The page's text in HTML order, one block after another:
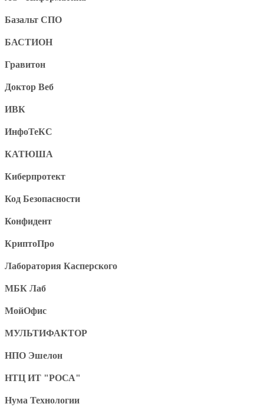
Базальт СПО
БАСТИОН
Гравитон
Доктор Веб
ИВК
ИнфоТеКС
КАТЮША
Киберпротект
Код Безопасности
Конфидент
КриптоПро
Лаборатория Касперского
МБК Лаб
МойОфис
МУЛЬТИФАКТОР
НПО Эшелон
НТЦ ИТ "РОСА"
Нума Технологии